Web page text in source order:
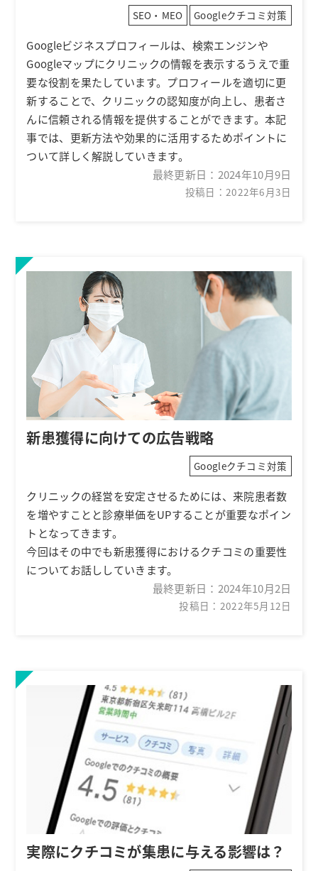
SEO・MEO Googleクチコミ対策
Googleビジネスプロフィールは、検索エンジンや
Googleマップにクリニックの情報を表示するうえで重
要な役割を果たしています。プロフィールを適切に更
新することで、クリニックの認知度が向上し、患者さ
んに信頼される情報を提供することができます。本記
事では、更新方法や効果的に活用するためポイントに
ついて詳しく解説していきます。
最終更新日： 2024年10月9日
投稿日：2022年6月3日
新患獲得に向けての広告戦略
Googleクチコミ対策
クリニックの経営を安定させるためには、来院患者数
を増やすことと診療単価をUPすることが重要なポイン
トとなってきます。
今回はその中でも新患獲得におけるクチコミの重要性
についてお話ししていきます。
最終更新日： 2024年10月2日
投稿日：2022年5月12日
実際にクチコミが集患に与える影響は？